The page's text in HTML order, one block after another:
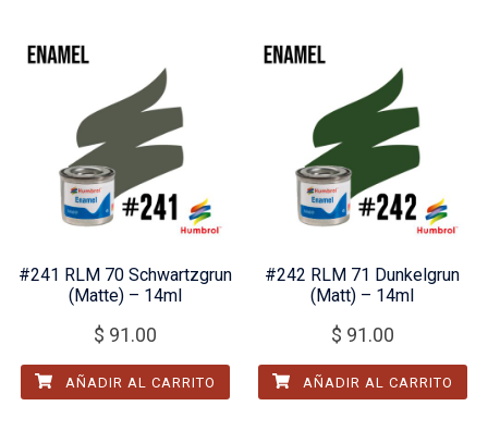
#241 RLM 70 Schwartzgrun
(Matte) – 14ml
$ 91.00
AÑADIR AL CARRITO
#242 RLM 71 Dunkelgrun
(Matt) – 14ml
$ 91.00
AÑADIR AL CARRITO